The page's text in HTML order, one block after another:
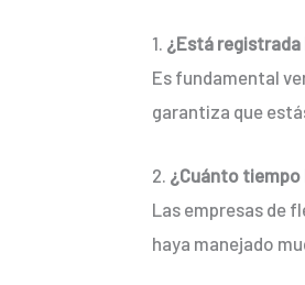
1. ¿Está registrada
Es fundamental
garantiza que
2. ¿Cuánto tiempo
Las empresas de
haya manejado